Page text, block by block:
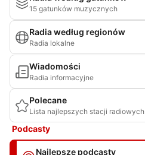
15 gatunków muzycznych
Radia według regionów
Radia lokalne
Wiadomości
Radia informacyjne
Polecane
Lista najlepszych stacji radiowych
Podcasty
Najlepsze podcasty